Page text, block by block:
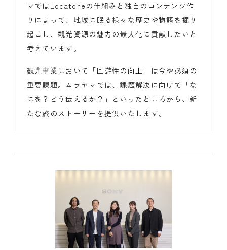
マではLocatoneの仕組みと独自のコンテンツ作
りによって、地域に眠る様々な歴史や物語を掘り
起こし、観光資源の魅力の最大化に貢献したいと
考えています。
観光事業において「回遊性の向上」は今や必須の
重要課題。ムラヤマでは、課題解決に向けて「な
にを？どう伝えるか？」といったところから、新
たな旅のストーリーを提供いたします。